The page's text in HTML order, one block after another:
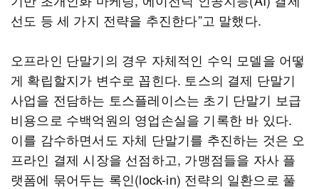
선도 등 세 가지 전략을 추진한다”고 말했다.
오프라인 단말기의 경우 자체적인 수익 모델을 어떻
게 확립할지가 변수로 꼽힌다. 토스의 결제 단말기
사업을 전담하는 토스플레이스는 초기 단말기 보급
비용으로 수백억원의 영업손실을 기록한 바 있다.
이를 감수하면서도 자체 단말기를 추진하는 것은 오
프라인 결제 시장을 선점하고, 가맹점들을 자사 플
랫폼에 묶어두는 록인(lock-in) 전략의 일환으로 풀